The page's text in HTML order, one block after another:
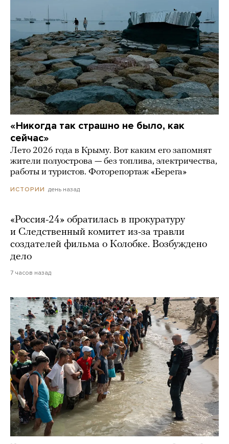
«Никогда так страшно не было, как
сейчас»
Лето 2026 года в Крыму. Вот каким его запомнят
жители полуострова — без топлива, электричества,
работы и туристов. Фоторепортаж «Берега»
ИСТОРИИ день назад
«Россия-24» обратилась в прокуратуру
и Следственный комитет из-за травли
создателей фильма о Колобке. Возбуждено
дело
7 часов назад